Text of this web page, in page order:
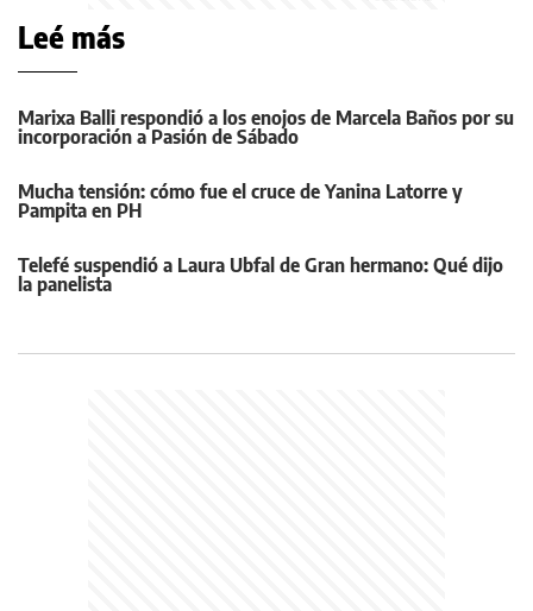
Leé más
Marixa Balli respondió a los enojos de Marcela Baños por su
incorporación a Pasión de Sábado
Mucha tensión: cómo fue el cruce de Yanina Latorre y
Pampita en PH
Telefé suspendió a Laura Ubfal de Gran hermano: Qué dijo
la panelista